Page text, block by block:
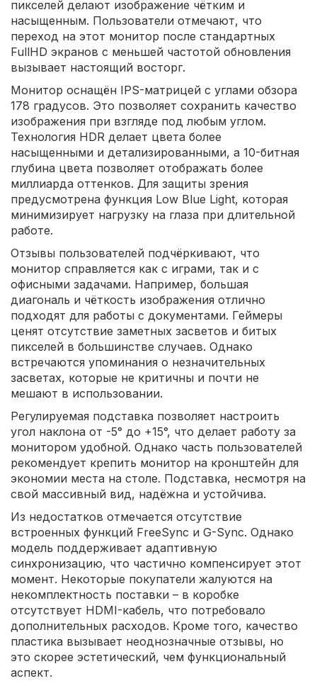
пикселей делают изображение чётким и
насыщенным. Пользователи отмечают, что
переход на этот монитор после стандартных
FullHD экранов с меньшей частотой обновления
вызывает настоящий восторг.
Монитор оснащён IPS-матрицей с углами обзора
178 градусов. Это позволяет сохранить качество
изображения при взгляде под любым углом.
Технология HDR делает цвета более
насыщенными и детализированными, а 10-битная
глубина цвета позволяет отображать более
миллиарда оттенков. Для защиты зрения
предусмотрена функция Low Blue Light, которая
минимизирует нагрузку на глаза при длительной
работе.
Отзывы пользователей подчёркивают, что
монитор справляется как с играми, так и с
офисными задачами. Например, большая
диагональ и чёткость изображения отлично
подходят для работы с документами. Геймеры
ценят отсутствие заметных засветов и битых
пикселей в большинстве случаев. Однако
встречаются упоминания о незначительных
засветах, которые не критичны и почти не
мешают в использовании.
Регулируемая подставка позволяет настроить
угол наклона от -5° до +15°, что делает работу за
монитором удобной. Однако часть пользователей
рекомендует крепить монитор на кронштейн для
экономии места на столе. Подставка, несмотря на
свой массивный вид, надёжна и устойчива.
Из недостатков отмечается отсутствие
встроенных функций FreeSync и G-Sync. Однако
модель поддерживает адаптивную
синхронизацию, что частично компенсирует этот
момент. Некоторые покупатели жалуются на
некомплектность поставки – в коробке
отсутствует HDMI-кабель, что потребовало
дополнительных расходов. Кроме того, качество
пластика вызывает неоднозначные отзывы, но
это скорее эстетический, чем функциональный
аспект.